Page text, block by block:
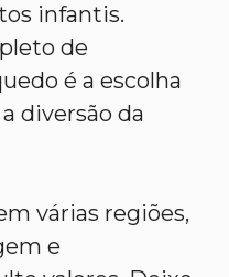
infantis.
de
é a escolha
diversão da
várias regiões,
e